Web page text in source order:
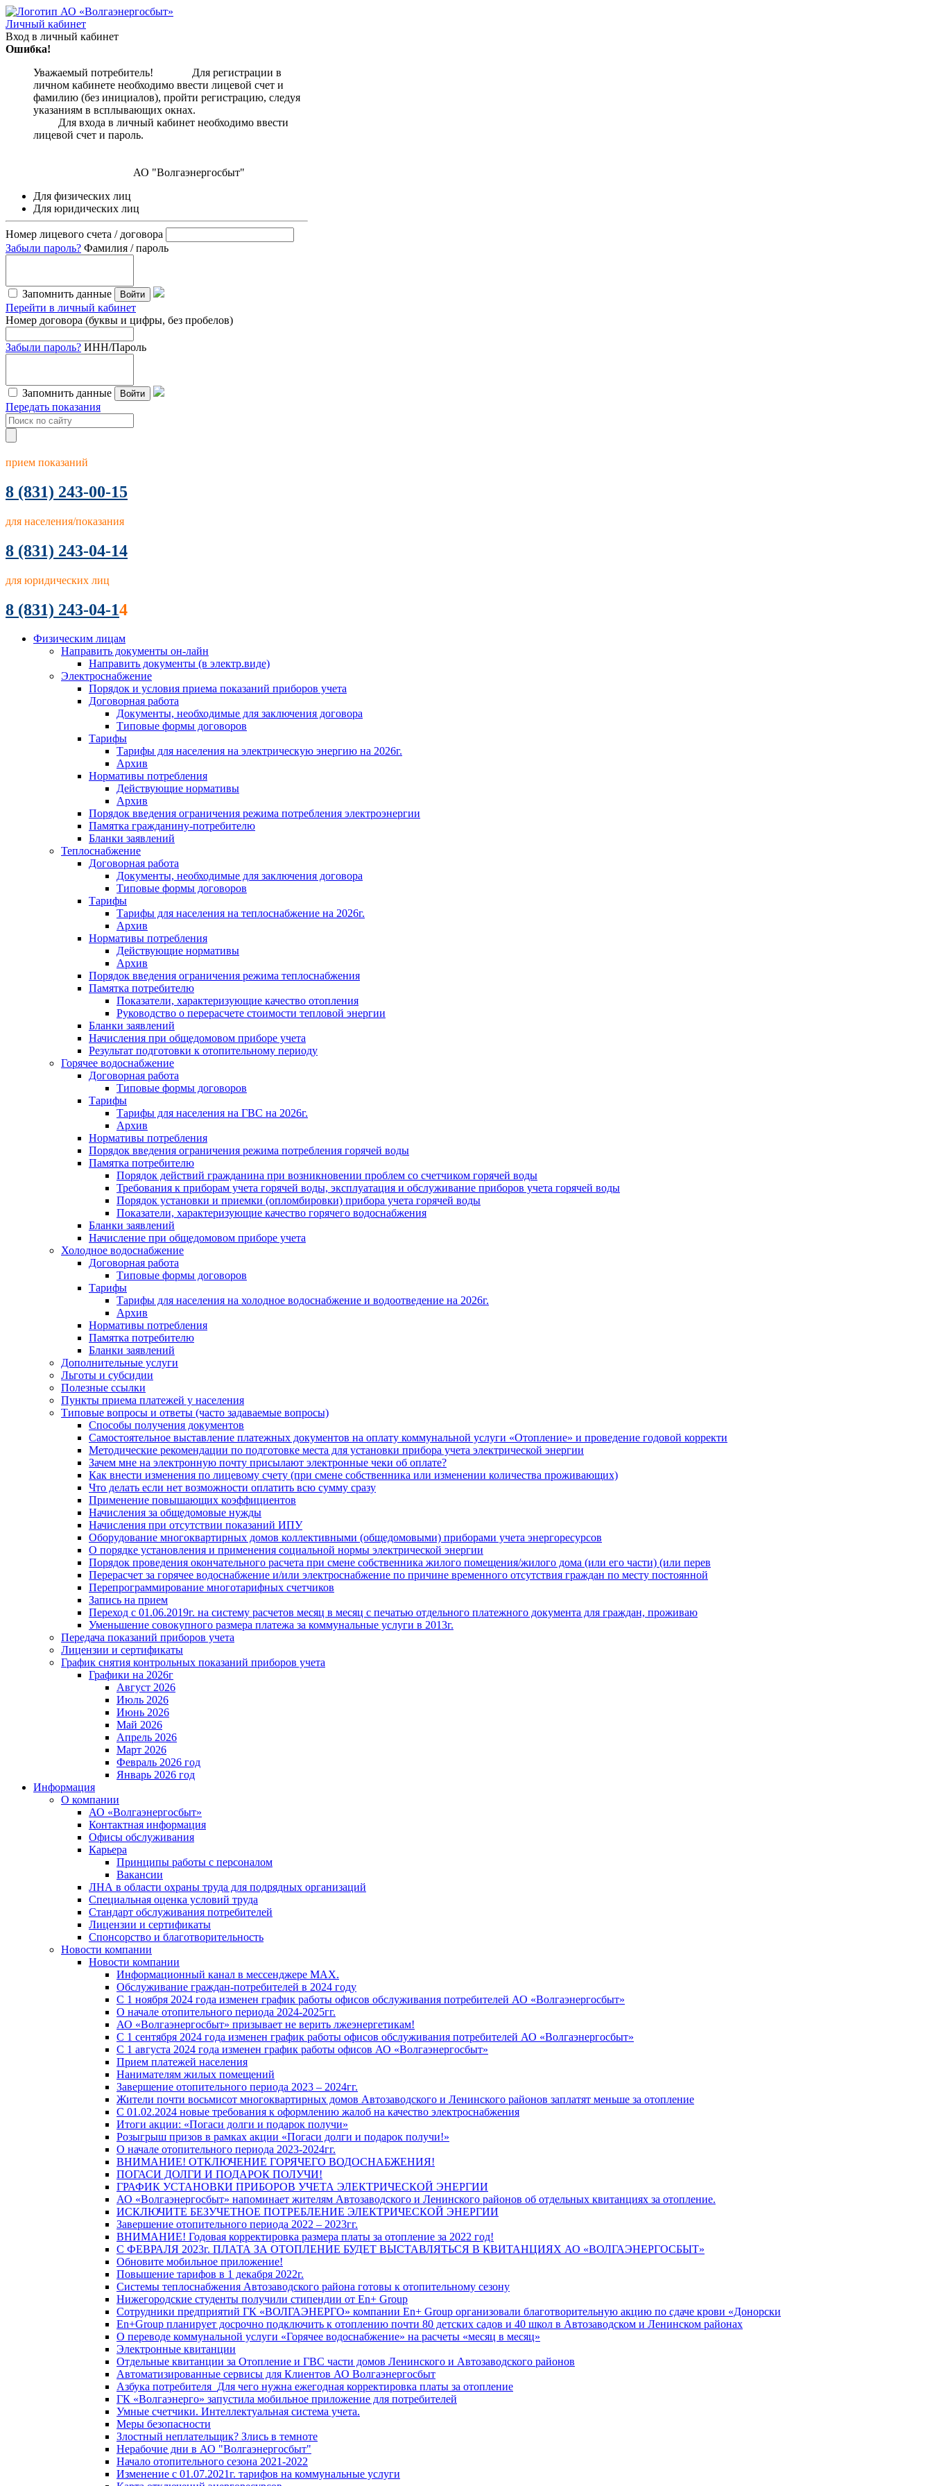
Личный кабинет
Вход в личный кабинет
Ошибка!
Уважаемый потребитель! Для регистрации в
личном кабинете необходимо ввести лицевой счет и
фамилию (без инициалов), пройти регистрацию, следуя
указаниям в всплывающих окнах.
Для входа в личный кабинет необходимо ввести
лицевой счет и пароль.
АО "Волгаэнергосбыт"
Для физических лиц
Для юридических лиц
Номер лицевого счета / договора
Забыли пароль? Фамилия / пароль
Запомнить данные Войти
Перейти в личный кабинет
Номер договора (буквы и цифры, без пробелов)
Забыли пароль? ИНН/Пароль
Запомнить данные Войти
Передать показания
прием показаний
8 (831) 243-00-15
для населения/показания
8 (831) 243-04-14
для юридических лиц
8 (831) 243-04-14
Физическим лицам
Направить документы он-лайн
Направить документы (в электр.виде)
Электроснабжение
Порядок и условия приема показаний приборов учета
Договорная работа
Документы, необходимые для заключения договора
Типовые формы договоров
Тарифы
Тарифы для населения на электрическую энергию на 2026г.
Архив
Нормативы потребления
Действующие нормативы
Архив
Порядок введения ограничения режима потребления электроэнергии
Памятка гражданину-потребителю
Бланки заявлений
Теплоснабжение
Договорная работа
Документы, необходимые для заключения договора
Типовые формы договоров
Тарифы
Тарифы для населения на теплоснабжение на 2026г.
Архив
Нормативы потребления
Действующие нормативы
Архив
Порядок введения ограничения режима теплоснабжения
Памятка потребителю
Показатели, характеризующие качество отопления
Руководство о перерасчете стоимости тепловой энергии
Бланки заявлений
Начисления при общедомовом приборе учета
Результат подготовки к отопительному периоду
Горячее водоснабжение
Договорная работа
Типовые формы договоров
Тарифы
Тарифы для населения на ГВС на 2026г.
Архив
Нормативы потребления
Порядок введения ограничения режима потребления горячей воды
Памятка потребителю
Порядок действий гражданина при возникновении проблем со счетчиком горячей воды
Требования к приборам учета горячей воды, эксплуатация и обслуживание приборов учета горячей воды
Порядок установки и приемки (опломбировки) прибора учета горячей воды
Показатели, характеризующие качество горячего водоснабжения
Бланки заявлений
Начисление при общедомовом приборе учета
Холодное водоснабжение
Договорная работа
Типовые формы договоров
Тарифы
Тарифы для населения на холодное водоснабжение и водоотведение на 2026г.
Архив
Нормативы потребления
Памятка потребителю
Бланки заявлений
Дополнительные услуги
Льготы и субсидии
Полезные ссылки
Пункты приема платежей у населения
Типовые вопросы и ответы (часто задаваемые вопросы)
Способы получения документов
Самостоятельное выставление платежных документов на оплату коммунальной услуги «Отопление» и проведение годовой корректи
Методические рекомендации по подготовке места для установки прибора учета электрической энергии
Зачем мне на электронную почту присылают электронные чеки об оплате?
Как внести изменения по лицевому счету (при смене собственника или изменении количества проживающих)
Что делать если нет возможности оплатить всю сумму сразу
Применение повышающих коэффициентов
Начисления за общедомовые нужды
Начисления при отсутствии показаний ИПУ
Оборудование многоквартирных домов коллективными (общедомовыми) приборами учета энергоресурсов
О порядке установления и применения социальной нормы электрической энергии
Порядок проведения окончательного расчета при смене собственника жилого помещения/жилого дома (или его части) (или перев
Перерасчет за горячее водоснабжение и/или электроснабжение по причине временного отсутствия граждан по месту постоянной
Перепрограммирование многотарифных счетчиков
Запись на прием
Переход с 01.06.2019г. на систему расчетов месяц в месяц с печатью отдельного платежного документа для граждан, проживаю
Уменьшение совокупного размера платежа за коммунальные услуги в 2013г.
Передача показаний приборов учета
Лицензии и сертификаты
График снятия контрольных показаний приборов учета
Графики на 2026г
Август 2026
Июль 2026
Июнь 2026
Май 2026
Апрель 2026
Март 2026
Февраль 2026 год
Январь 2026 год
Информация
О компании
АО «Волгаэнергосбыт»
Контактная информация
Офисы обслуживания
Карьера
Принципы работы с персоналом
Вакансии
ЛНА в области охраны труда для подрядных организаций
Специальная оценка условий труда
Стандарт обслуживания потребителей
Лицензии и сертификаты
Спонсорство и благотворительность
Новости компании
Новости компании
Информационный канал в мессенджере MAX.
Обслуживание граждан-потребителей в 2024 году
С 1 ноября 2024 года изменен график работы офисов обслуживания потребителей АО «Волгаэнергосбыт»
О начале отопительного периода 2024-2025гг.
АО «Волгаэнергосбыт» призывает не верить лжеэнергетикам!
С 1 сентября 2024 года изменен график работы офисов обслуживания потребителей АО «Волгаэнергосбыт»
С 1 августа 2024 года изменен график работы офисов АО «Волгаэнергосбыт»
Прием платежей населения
Нанимателям жилых помещений
Завершение отопительного периода 2023 – 2024гг.
Жители почти восьмисот многоквартирных домов Автозаводского и Ленинского районов заплатят меньше за отопление
С 01.02.2024 новые требования к оформлению жалоб на качество электроснабжения
Итоги акции: «Погаси долги и подарок получи»
Розыгрыш призов в рамках акции «Погаси долги и подарок получи!»
О начале отопительного периода 2023-2024гг.
ВНИМАНИЕ! ОТКЛЮЧЕНИЕ ГОРЯЧЕГО ВОДОСНАБЖЕНИЯ!
ПОГАСИ ДОЛГИ И ПОДАРОК ПОЛУЧИ!
ГРАФИК УСТАНОВКИ ПРИБОРОВ УЧЕТА ЭЛЕКТРИЧЕСКОЙ ЭНЕРГИИ
АО «Волгаэнергосбыт» напоминает жителям Автозаводского и Ленинского районов об отдельных квитанциях за отопление.
ИСКЛЮЧИТЕ БЕЗУЧЕТНОЕ ПОТРЕБЛЕНИЕ ЭЛЕКТРИЧЕСКОЙ ЭНЕРГИИ
Завершение отопительного периода 2022 – 2023гг.
ВНИМАНИЕ! Годовая корректировка размера платы за отопление за 2022 год!
С ФЕВРАЛЯ 2023г. ПЛАТА ЗА ОТОПЛЕНИЕ БУДЕТ ВЫСТАВЛЯТЬСЯ В КВИТАНЦИЯХ АО «ВОЛГАЭНЕРГОСБЫТ»
Обновите мобильное приложение!
Повышение тарифов в 1 декабря 2022г.
Системы теплоснабжения Автозаводского района готовы к отопительному сезону
Нижегородские студенты получили стипендии от En+ Group
Сотрудники предприятий ГК «ВОЛГАЭНЕРГО» компании En+ Group организовали благотворительную акцию по сдаче крови «Донорски
En+Group планирует досрочно подключить к отоплению почти 80 детских садов и 40 школ в Автозаводском и Ленинском районах
О переводе коммунальной услуги «Горячее водоснабжение» на расчеты «месяц в месяц»
Электронные квитанции
Отдельные квитанции за Отопление и ГВС части домов Ленинского и Автозаводского районов
Автоматизированные сервисы для Клиентов АО Волгаэнергосбыт
Азбука потребителя_Для чего нужна ежегодная корректировка платы за отопление
ГК «Волгаэнерго» запустила мобильное приложение для потребителей
Умные счетчики. Интеллектуальная система учета.
Меры безопасности
Злостный неплательщик? Злись в темноте
Нерабочие дни в АО "Волгаэнергосбыт"
Начало отопительного сезона 2021-2022
Изменение с 01.07.2021г. тарифов на коммунальные услуги